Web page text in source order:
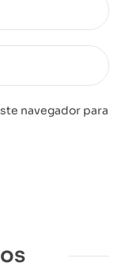
navegador para